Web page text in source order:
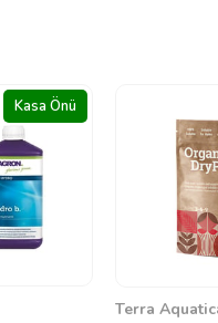
Kasa Önü
GreenPlanet